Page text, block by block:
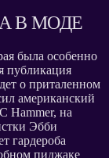
В МОДЕ
была особенно
публикация
о приталенном
американский
Hammer, на
Эбби
гардероба
пиджаке